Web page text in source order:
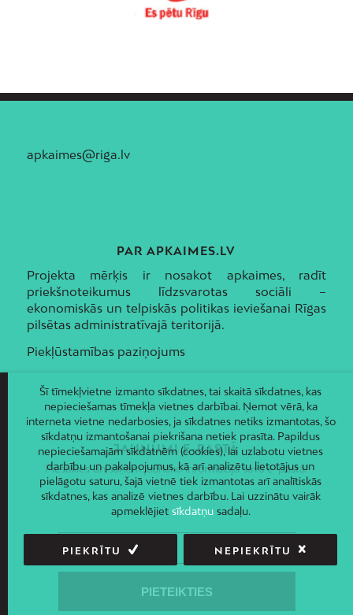
apkaimes@riga.lv
PAR APKAIMES.LV
Projekta mērķis ir nosakot apkaimes, radīt
priekšnoteikumus līdzsvarotas sociāli –
ekonomiskās un telpiskās politikas ieviešanai Rīgas
pilsētas administratīvajā teritorijā.
Piekļūstamības paziņojums
JAUNUMI E-PASTĀ
Piesakies un saņem jaunāko informāciju savā e-pastā!
Šī tīmekļvietne izmanto sīkdatnes, tai skaitā sīkdatnes, kas
nepieciešamas tīmekļa vietnes darbībai. Ņemot vērā, ka
interneta vietne nedarbosies, ja sīkdatnes netiks izmantotas, šo
sīkdatņu izmantošanai piekrišana netiek prasīta. Papildus
nepieciešamajām sīkdatnēm (cookies), lai uzlabotu vietnes
darbību un pakalpojumus, kā arī analizētu lietotājus un
pielāgotu saturu, šajā vietnē tiek izmantotas arī analītiskās
sīkdatnes, kas analizē vietnes darbību. Lai uzzinātu vairāk
apmeklējiet sīkdatņusadaļu.
PIEKRĪTU NEPIEKRĪTU